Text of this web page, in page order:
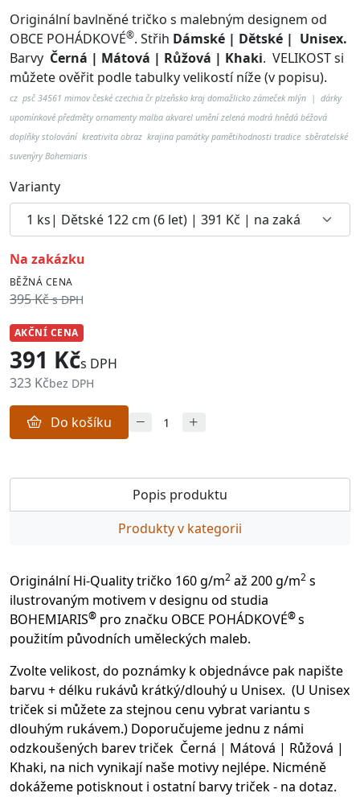
Originální bavlněné tričko s malebným designem od
OBCE POHÁDKOVÉ®. Střih Dámské | Dětské | Unisex.
Barvy Černá | Mátová | Růžová | Khaki. VELIKOST si
můžete ověřit podle tabulky velikostí níže (v popisu).
cz psč 34561 mimov české czechia čr plzeňsko kraj domažlicko zámeček mlýn | dárky
upomínkové předměty ornamenty malba akvarel umění zelená modrá hnědá béžová
doplňky stolování kreativita obraz krajina památky pamětihodnosti tradice sběratelské
suvenýry Bohemiaris
Varianty
na zakázku
BĚŽNÁ CENA
395 Kč s DPH
AKČNÍ CENA
391 Kčs DPH
323 Kčbez DPH
Do košíku
Popis produktu
Produkty v kategorii
Originální Hi-Quality tričko 160 g/m2 až 200 g/m2 s
ilustrovaným motivem v designu od studia
BOHEMIARIS® pro značku OBCE POHÁDKOVÉ®s
použitím původních uměleckých maleb.
Zvolte velikost, do poznámky k objednávce pak napište
barvu + délku rukávů krátký/dlouhý u Unisex. (U Unisex
triček si můžete za stejnou cenu vybrat variantu s
dlouhým rukávem.) Doporučujeme jednu z námi
odzkoušených barev triček Černá | Mátová | Růžová |
Khaki, na nich vynikají naše motivy nejlépe. Nicméně
dokážeme potisknout i ostatní barvy triček - na dotaz.